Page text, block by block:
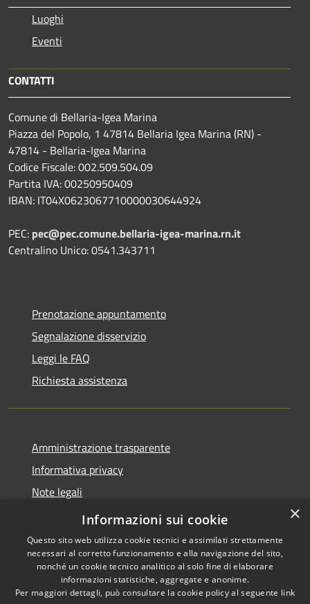
Luoghi
Eventi
CONTATTI
Comune di Bellaria-Igea Marina
Piazza del Popolo, 1 47814 Bellaria Igea Marina (RN) -
47814 - Bellaria-Igea Marina
Codice Fiscale: 002.509.504.09
Partita IVA: 00250950409
IBAN: IT04X0623067710000030644924
PEC: pec@pec.comune.bellaria-igea-marina.rn.it
Centralino Unico: 0541.343711
Prenotazione appuntamento
Segnalazione disservizio
Leggi le FAQ
Richiesta assistenza
Amministrazione trasparente
Informativa privacy
Note legali
Dichiarazione di accessibilità
Accessibilità
Copyright © 2026 • Comune di
Bellaria Igea Marina • Powered
×
Informazioni sui cookie
Questo sito web utilizza cookie tecnici e assimilati strettamente
necessari al corretto funzionamento e alla navigazione del sito,
nonché un cookie tecnico analitico al solo fine di elaborare
informazioni statistiche, aggregate e anonime.
Per maggiori dettagli, può consultare la cookie policy al seguente link